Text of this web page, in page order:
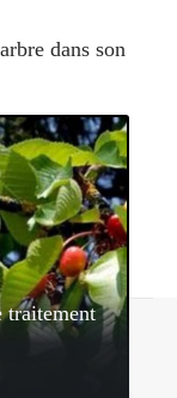
dans son
traitement